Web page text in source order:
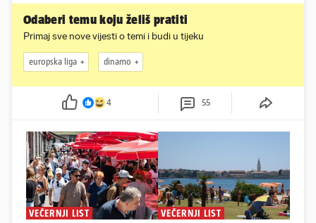
Odaberi temu koju želiš pratiti
Primaj sve nove vijesti o temi i budi u tijeku
europska liga dinamo
4 55